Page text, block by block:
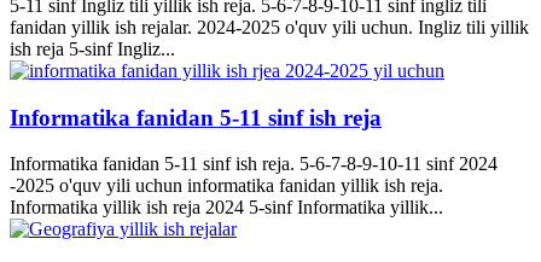
5-11 sinf Ingliz tili yillik ish reja. 5-6-7-8-9-10-11 sinf ingliz tili
fanidan yillik ish rejalar. 2024-2025 o'quv yili uchun. Ingliz tili yillik
ish reja 5-sinf Ingliz...
Informatika fanidan 5-11 sinf ish reja
Informatika fanidan 5-11 sinf ish reja. 5-6-7-8-9-10-11 sinf 2024
-2025 o'quv yili uchun informatika fanidan yillik ish reja.
Informatika yillik ish reja 2024 5-sinf Informatika yillik...